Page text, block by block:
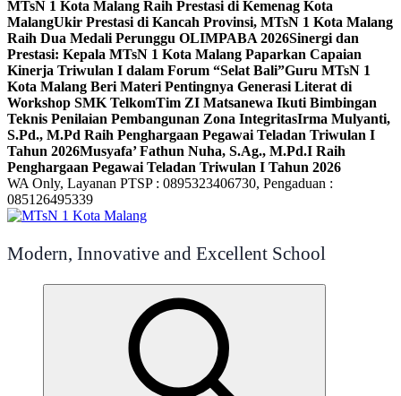
MTsN 1 Kota Malang Raih Prestasi di Kemenag Kota
MalangUkir Prestasi di Kancah Provinsi, MTsN 1 Kota Malang
Raih Dua Medali Perunggu OLIMPABA 2026Sinergi dan
Prestasi: Kepala MTsN 1 Kota Malang Paparkan Capaian
Kinerja Triwulan I dalam Forum “Selat Bali”Guru MTsN 1
Kota Malang Beri Materi Pentingnya Generasi Literat di
Workshop SMK TelkomTim ZI Matsanewa Ikuti Bimbingan
Teknis Penilaian Pembangunan Zona IntegritasIrma Mulyanti,
S.Pd., M.Pd Raih Penghargaan Pegawai Teladan Triwulan I
Tahun 2026Musyafa’ Fathun Nuha, S.Ag., M.Pd.I Raih
Penghargaan Pegawai Teladan Triwulan I Tahun 2026
WA Only, Layanan PTSP : 0895323406730, Pengaduan :
085126495339
Modern, Innovative and Excellent School